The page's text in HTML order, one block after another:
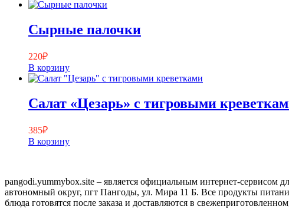
Сырные палочки
220₽
В корзину
Салат «Цезарь» с тигровыми
385₽
В корзину
pangodi.yummybox.site – является официальным интернет-сервисом
автономный округ, пгт Пангоды, ул. Мира 11 Б. Все продукты
блюда готовятся после заказа и доставляются в